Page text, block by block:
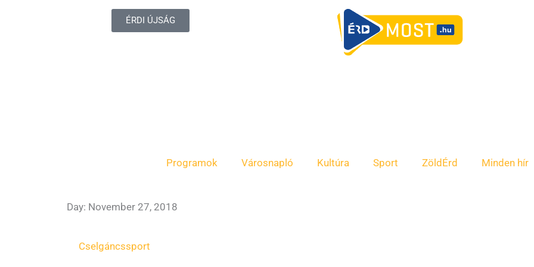
ÉRDI ÚJSÁG
Programok Városnapló Kultúra Sport ZöldÉrd Minden hír
Day: November 27, 2018
Cselgáncssport